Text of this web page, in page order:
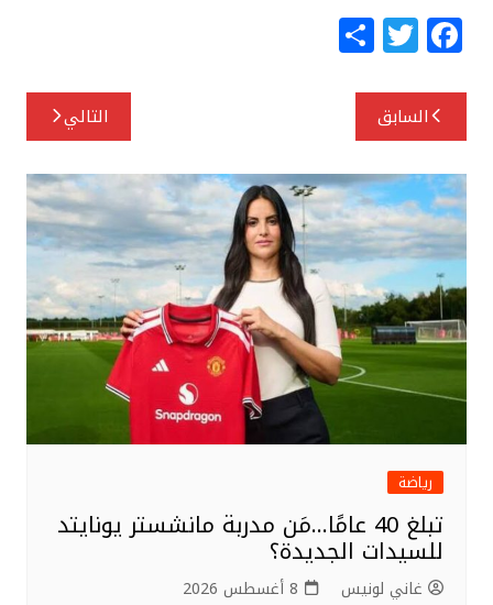
F
a
c
e
b
o
o
k
T
w
itt
e
r
S
h
تصفّح
المقالات
السابق التالي
رياضة
تبلغ 40 عامًا…مَن مدربة مانشستر يونايتد
للسيدات الجديدة؟
غاني لونيس 8 أغسطس 2026